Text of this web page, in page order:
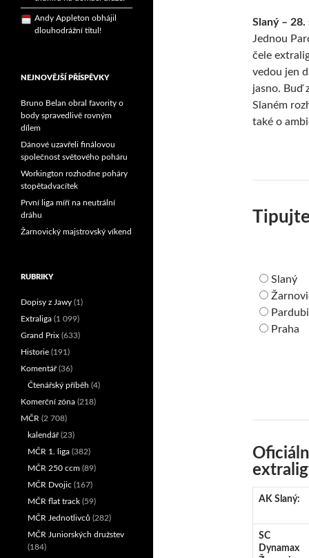
Slaný – 28.
Jednou
čele
vedou jen
jasno. Buď
Slaném
také o
Slaný
Praha
AK Slaný:
SC
Dynamax
Andy Appleton obhájil
dlouhodrážní titul!
NEJNOVĚJŠÍ PŘÍSPĚVKY
Bruno Belan obral favority o
body spravedlivě rovným
dílem
Dánové uzavřeli finálovou
společnost světového poháru
Workington rozhodne poháry
stopětadvacítek
První liga míří na neutrální
dráhu
Žarnovický majstrovský víkend
RUBRIKY
Dopisy z Jawy (1)
Extraliga (1 099)
Grand Prix (633)
Historie (191)
Komentář(36)
Čtenářský příběh (4)
Komerční zóna (218)
MČR (2 708)
kalendář(23)
MČR 1. liga (382)
MČR 250 ccm (89)
MČR Dvojic (167)
MČR flat track (59)
MČR Jednotlivců (282)
MČR Juniorských družstev
(184)